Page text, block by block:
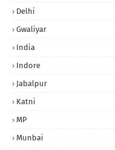
Delhi
Gwaliyar
India
Indore
Jabalpur
Katni
MP
Munbai